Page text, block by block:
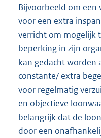
Bijvoorbeeld om een
voor een extra
verricht om mogelijk
beperking in zijn
kan gedacht worden
constante/ extra
voor regelmatig
en objectieve
belangrijk dat de
door een